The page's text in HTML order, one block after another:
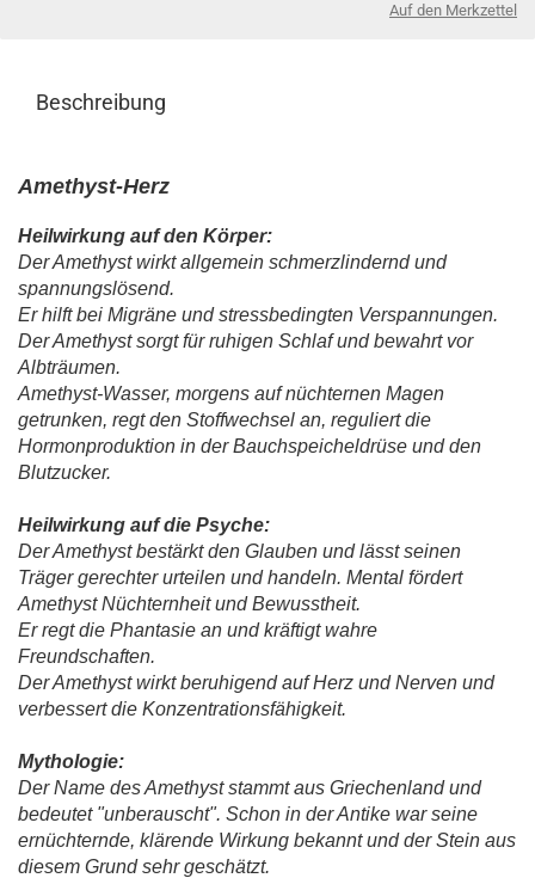
Auf den Merkzettel
Beschreibung
Amethyst-Herz
Heilwirkung auf den Körper:
Der Amethyst wirkt allgemein schmerzlindernd und
spannungslösend.
Er hilft bei Migräne und stressbedingten Verspannungen.
Der Amethyst sorgt für ruhigen Schlaf und bewahrt vor
Albträumen.
Amethyst-Wasser, morgens auf nüchternen Magen
getrunken, regt den Stoffwechsel an, reguliert die
Hormonproduktion in der Bauchspeicheldrüse und den
Blutzucker.
Heilwirkung auf die Psyche:
Der Amethyst bestärkt den Glauben und lässt seinen
Träger gerechter urteilen und handeln. Mental fördert
Amethyst Nüchternheit und Bewusstheit.
Er regt die Phantasie an und kräftigt wahre
Freundschaften.
Der Amethyst wirkt beruhigend auf Herz und Nerven und
verbessert die Konzentrationsfähigkeit.
Mythologie:
Der Name des Amethyst stammt aus Griechenland und
bedeutet "unberauscht". Schon in der Antike war seine
ernüchternde, klärende Wirkung bekannt und der Stein aus
diesem Grund sehr geschätzt.